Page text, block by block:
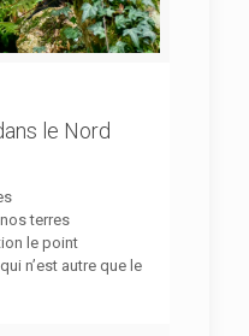
le Nord
terres
le point
n’est autre que le